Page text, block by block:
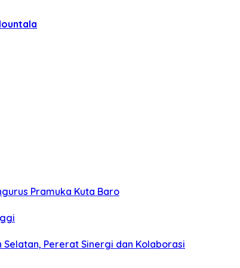
Pramuka Kuta Baro
Selatan, Pererat Sinergi dan Kolaborasi